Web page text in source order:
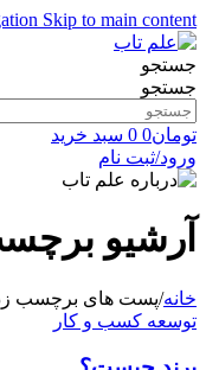
Skip to main content
جستجو
جستجو
تومان0
0 سبد خرید
ورود/ثبت نام
آرشیو
خانه/پست های برچسب
توسعه کسب و کار